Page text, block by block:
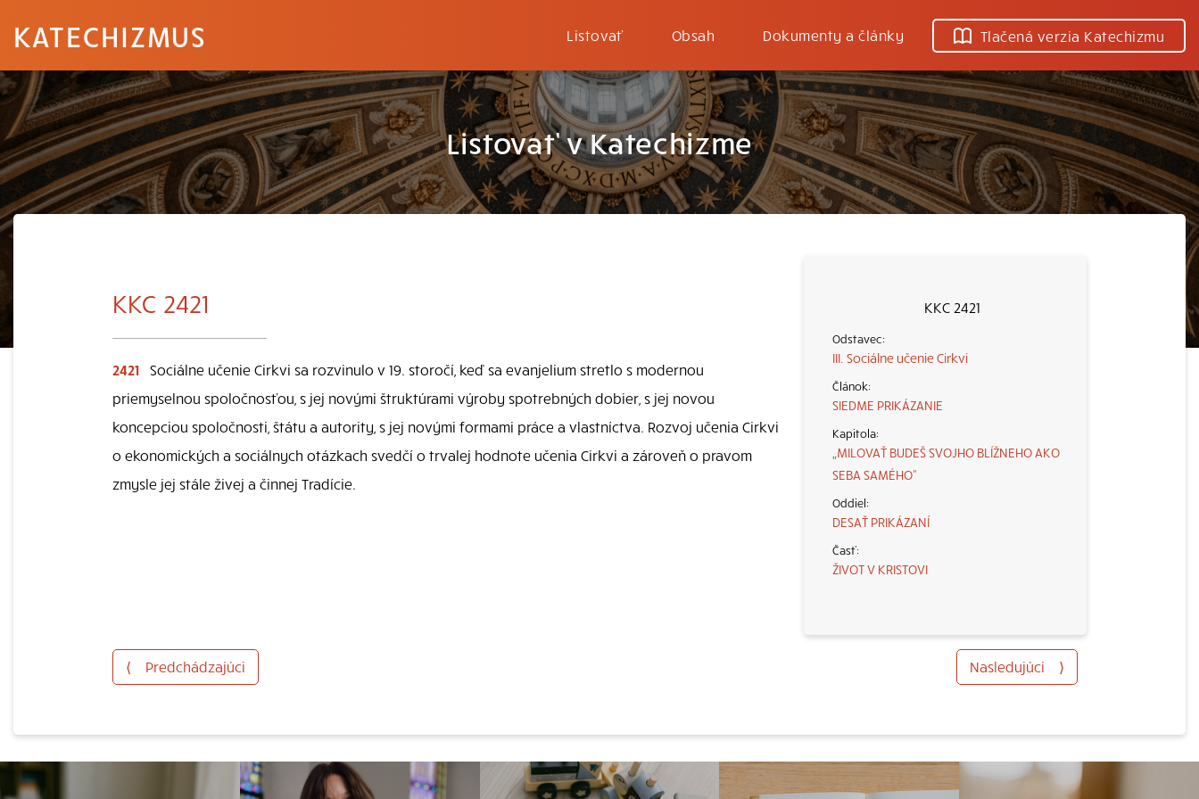
KATECHIZMUS Listovať Obsah Dokumenty a články Tlačená verzia Katechizmu
Listovať v Katechizme
KKC 2421
III. Sociálne učenie Cirkvi
SIEDME PRIKÁZANIE
„MILOVAŤ BUDEŠ SVOJHO BLÍŽNEHO AKO
SEBA SAMÉHO“
DESAŤ PRIKÁZANÍ
ŽIVOT V KRISTOVI
KKC 2421
2421 Sociálne učenie Cirkvi sa rozvinulo v 19. storočí, keď sa evanjelium stretlo s modernou
priemyselnou spoločnosťou, s jej novými štruktúrami výroby spotrebných dobier, s jej novou
koncepciou spoločnosti, štátu a autority, s jej novými formami práce a vlastníctva. Rozvoj učenia Cirkvi
o ekonomických a sociálnych otázkach svedčí o trvalej hodnote učenia Cirkvi a zároveň o pravom
zmysle jej stále živej a činnej Tradície.
⟨ Predchádzajúci Nasledujúci ⟩